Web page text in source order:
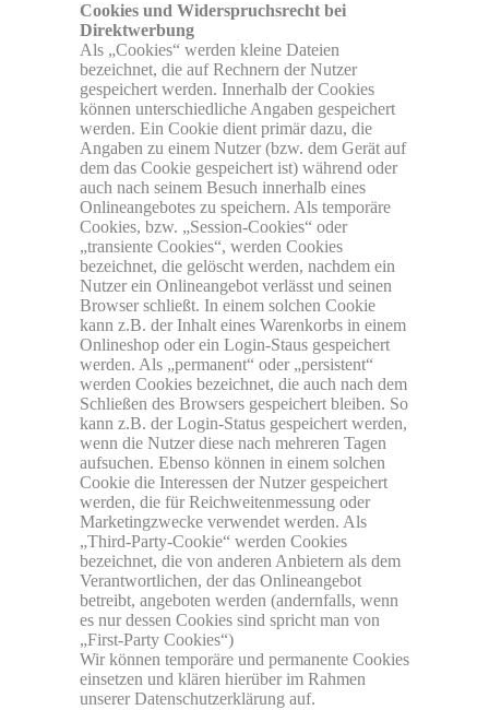
Cookies und Widerspruchsrecht bei
Direktwerbung
Als „Cookies“ werden kleine Dateien
bezeichnet, die auf Rechnern der Nutzer
gespeichert werden. Innerhalb der Cookies
können unterschiedliche Angaben gespeichert
werden. Ein Cookie dient primär dazu, die
Angaben zu einem Nutzer (bzw. dem Gerät auf
dem das Cookie gespeichert ist) während oder
auch nach seinem Besuch innerhalb eines
Onlineangebotes zu speichern. Als temporäre
Cookies, bzw. „Session-Cookies“ oder
„transiente Cookies“, werden Cookies
bezeichnet, die gelöscht werden, nachdem ein
Nutzer ein Onlineangebot verlässt und seinen
Browser schließt. In einem solchen Cookie
kann z.B. der Inhalt eines Warenkorbs in einem
Onlineshop oder ein Login-Staus gespeichert
werden. Als „permanent“ oder „persistent“
werden Cookies bezeichnet, die auch nach dem
Schließen des Browsers gespeichert bleiben. So
kann z.B. der Login-Status gespeichert werden,
wenn die Nutzer diese nach mehreren Tagen
aufsuchen. Ebenso können in einem solchen
Cookie die Interessen der Nutzer gespeichert
werden, die für Reichweitenmessung oder
Marketingzwecke verwendet werden. Als
„Third-Party-Cookie“ werden Cookies
bezeichnet, die von anderen Anbietern als dem
Verantwortlichen, der das Onlineangebot
betreibt, angeboten werden (andernfalls, wenn
es nur dessen Cookies sind spricht man von
„First-Party Cookies“)
Wir können temporäre und permanente Cookies
einsetzen und klären hierüber im Rahmen
unserer Datenschutzerklärung auf.